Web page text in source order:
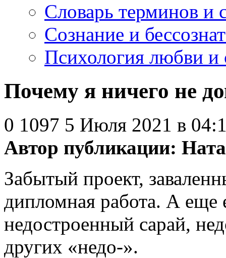
Словарь терминов и
Сознание и
Психология любви и
Почему я ничего не
0 1097 5 Июля 2021 в
Автор публикации:
Забытый проект,
дипломная работа. А еще
недостроенный сарай,
других «недо-».